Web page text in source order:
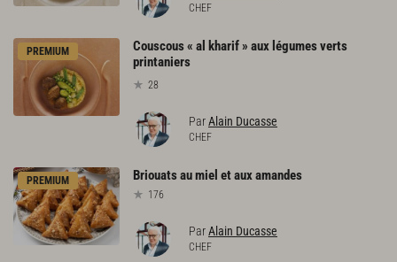
CHEF
PREMIUM
Couscous « al kharif » aux légumes verts
printaniers
28
ParAlain Ducasse
CHEF
PREMIUM Briouatsaumiel etauxamandes
176
ParAlain Ducasse
CHEF